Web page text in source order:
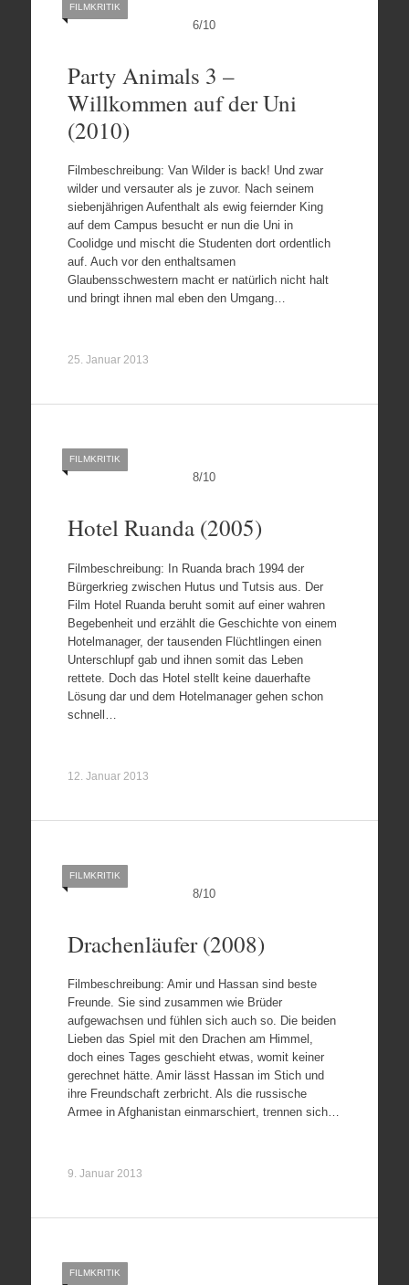
6/10
FILMKRITIK
Party Animals 3 –
Willkommen auf der Uni
(2010)
Filmbeschreibung: Van Wilder is back! Und zwar
wilder und versauter als je zuvor. Nach seinem
siebenjährigen Aufenthalt als ewig feiernder King
auf dem Campus besucht er nun die Uni in
Coolidge und mischt die Studenten dort ordentlich
auf. Auch vor den enthaltsamen
Glaubensschwestern macht er natürlich nicht halt
und bringt ihnen mal eben den Umgang…
25. Januar 2013
8/10
FILMKRITIK
Hotel Ruanda (2005)
Filmbeschreibung: In Ruanda brach 1994 der
Bürgerkrieg zwischen Hutus und Tutsis aus. Der
Film Hotel Ruanda beruht somit auf einer wahren
Begebenheit und erzählt die Geschichte von einem
Hotelmanager, der tausenden Flüchtlingen einen
Unterschlupf gab und ihnen somit das Leben
rettete. Doch das Hotel stellt keine dauerhafte
Lösung dar und dem Hotelmanager gehen schon
schnell…
12. Januar 2013
8/10
FILMKRITIK
Drachenläufer (2008)
Filmbeschreibung: Amir und Hassan sind beste
Freunde. Sie sind zusammen wie Brüder
aufgewachsen und fühlen sich auch so. Die beiden
Lieben das Spiel mit den Drachen am Himmel,
doch eines Tages geschieht etwas, womit keiner
gerechnet hätte. Amir lässt Hassan im Stich und
ihre Freundschaft zerbricht. Als die russische
Armee in Afghanistan einmarschiert, trennen sich…
9. Januar 2013
FILMKRITIK